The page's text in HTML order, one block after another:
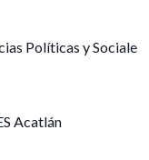
Políticas y Sociales
Acatlán